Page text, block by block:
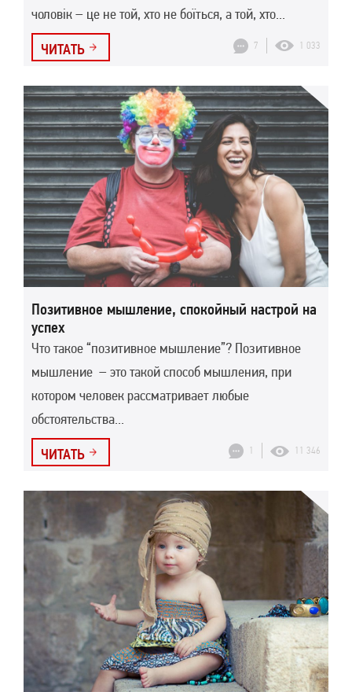
чоловік – це не той, хто не боїться, а той, хто...
ЧИТАТЬ 7 1 033
Позитивное мышление, спокойный настрой на
успех
Что такое “позитивное мышление”? Позитивное
мышление – это такой способ мышления, при
котором человек рассматривает любые
обстоятельства...
ЧИТАТЬ 1 11 346